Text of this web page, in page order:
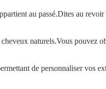
au passé.Dites au
naturels.Vous pouvez
de personnaliser vos